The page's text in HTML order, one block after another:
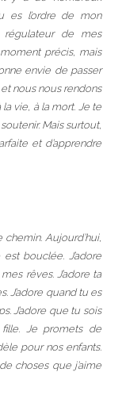
es l’ordre de mon
de mes
précis, mais
envie de passer
nous nous rendons
vie, à la mort. Je te
Mais surtout,
et d’apprendre
Aujourd’hui,
bouclée. J’adore
rêves. J’adore ta
J’adore quand tu es
J’adore que tu sois
Je promets de
pour nos enfants.
choses que j’aime